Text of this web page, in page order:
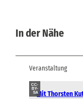
In der Nähe
Veranstaltung
CC-
BY-
SAMit Thorsten